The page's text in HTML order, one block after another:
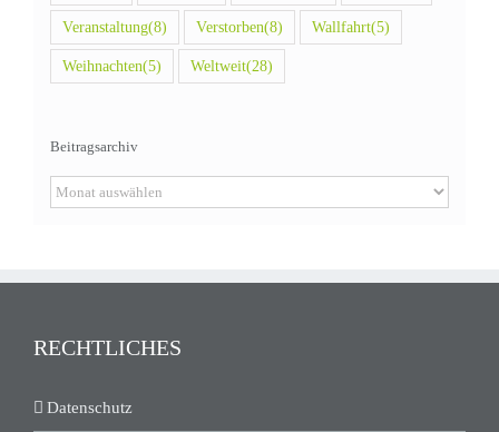
Veranstaltung(8) Verstorben(8) Wallfahrt(5)
Weihnachten(5) Weltweit(28)
Beitragsarchiv
Beitragsarchiv
RECHTLICHES
Datenschutz